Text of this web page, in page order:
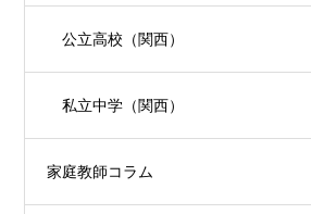
公立高校（関西）
私立中学（関西）
家庭教師コラム